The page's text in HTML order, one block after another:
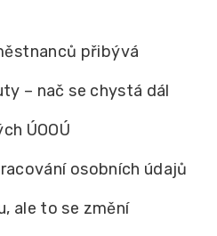
přibývá
– nač se chystá dál
ÚOOÚ
osobních údajů
ale to se změní